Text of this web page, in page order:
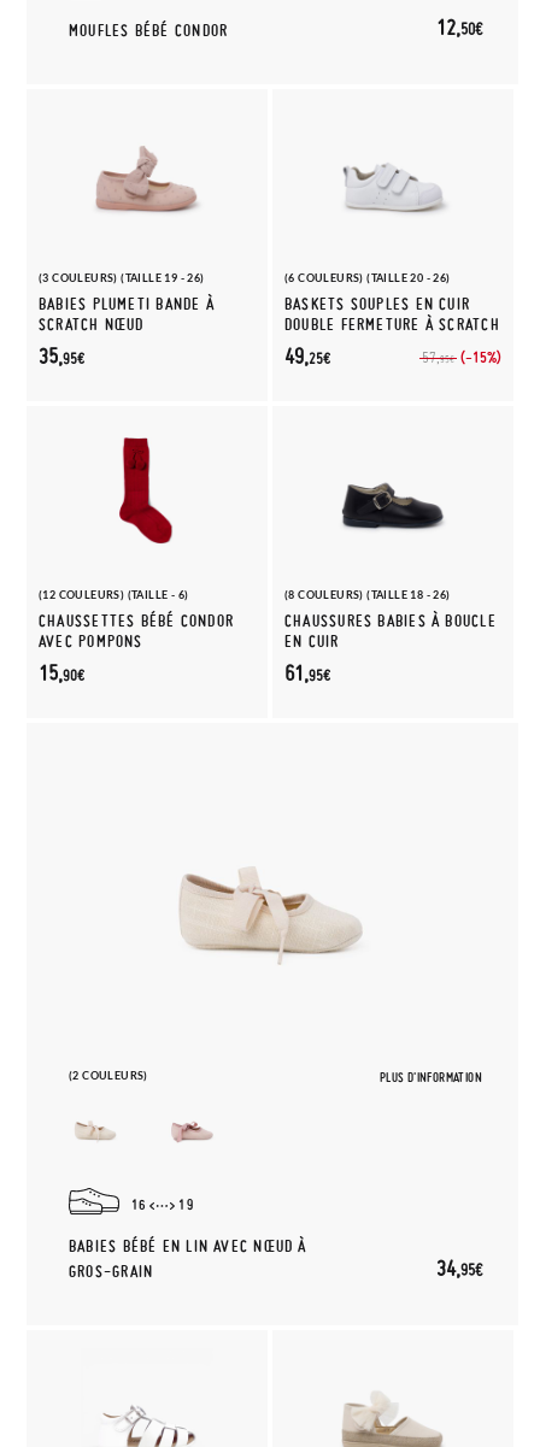
MOUFLES BÉBÉ CONDOR 12,50€
(3 COULEURS) (TAILLE 19 - 26)
BABIES PLUMETI BANDE À
SCRATCH NŒUD
35,95€
(6 COULEURS) (TAILLE 20 - 26)
BASKETS SOUPLES EN CUIR
DOUBLE FERMETURE À SCRATCH
57,95€ (-15%)
49,25€
(12 COULEURS) (TAILLE - 6)
CHAUSSETTES BÉBÉ CONDOR
AVEC POMPONS
15,90€
(8 COULEURS) (TAILLE 18 - 26)
CHAUSSURES BABIES À BOUCLE
EN CUIR
61,95€
(2 COULEURS) PLUS D'INFORMATION
16 19
BABIES BÉBÉ EN LIN AVEC NŒUD À
GROS-GRAIN
34,95€